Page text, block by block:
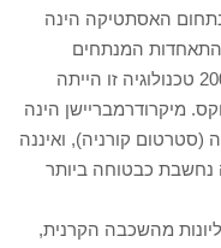
בתחום האסתטיקה הינה
התאחדות המנתחים
הפלסטיים בארצות הברית כבר בשנת 2002 טכנולוגיה זו הייתה
מיקרודרמבריישן הינה
קורניה), ואיננה
נחשבת כבטוחה ביותר
מהשכבה הקרנית,